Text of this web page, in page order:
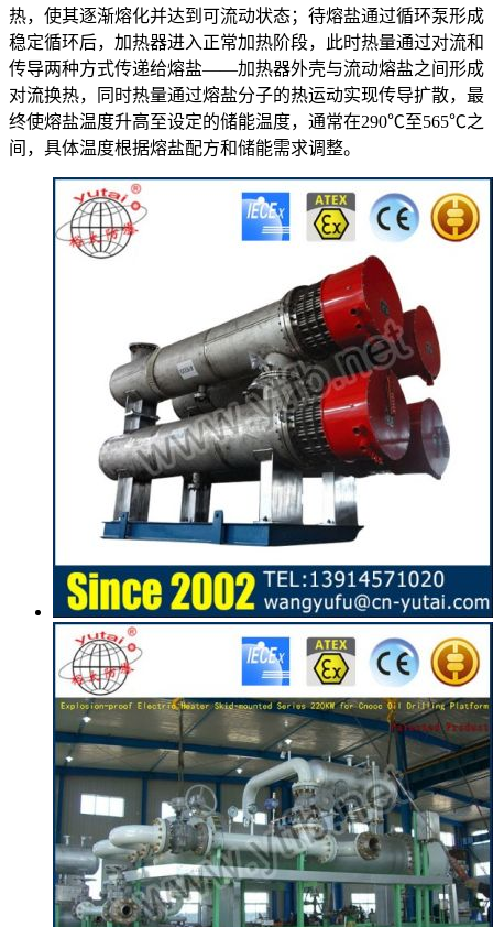
热，使其逐渐熔化并达到可流动状态；待熔盐通过循环泵形成
稳定循环后，加热器进入正常加热阶段，此时热量通过对流和
传导两种方式传递给熔盐——加热器外壳与流动熔盐之间形成
对流换热，同时热量通过熔盐分子的热运动实现传导扩散，最
终使熔盐温度升高至设定的储能温度，通常在290℃至565℃之
间，具体温度根据熔盐配方和储能需求调整。